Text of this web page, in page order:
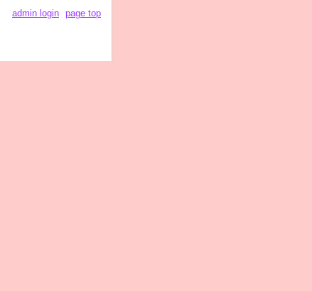
admin login page top